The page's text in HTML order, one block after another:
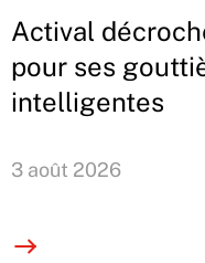
Actival
pour ses
intelligentes
3 août 2026